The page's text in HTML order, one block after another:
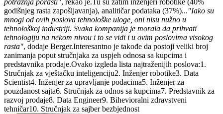
potražnja porasti", rekao je.Tu su zatim inženjeri robotike (40%
godišnjeg rasta zapošljavanja), analitičar podataka (37%)..."Iako su
mnogi od ovih poslova tehnološke uloge, oni nisu nužno u
tehnološkoj industriji. Svaka kompanija je morala da prihvati
tehnologiju na nekom nivou i to se vidi i u ovim poslovima visokog
rasta", dodaje Berger.Interesantno je takođe da postoji veliki broj
zanimanja poput stručnjaka za uspjeh odnosa sa kupcima i
predstavnika prodaje.Ovako izgleda lista najtraženijih poslova:1.
Stručnjak za vještačku inteligenciju2. Inženjer robotike3. Data
Scientist4. Inženjer za upravljanje podacima5. Inženjer za
pouzdanost sajta6. Stručnjak za odnos sa kupcima7. Predstavnik za
razvoj prodaje8. Data Engineer9. Bihevioralni zdravstveni
tehničar10. Stručnjak za sajber bezbjednost